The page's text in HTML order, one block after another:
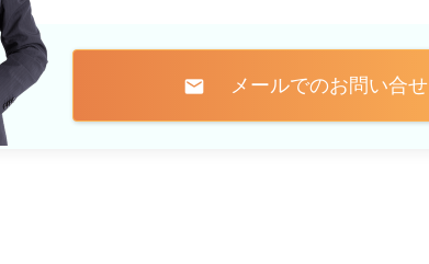
mail メールでのお問い合せ